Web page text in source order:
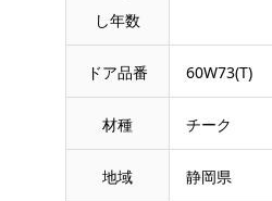
し年数
ドア品番 60W73(T)
材種 チーク
地域 静岡県